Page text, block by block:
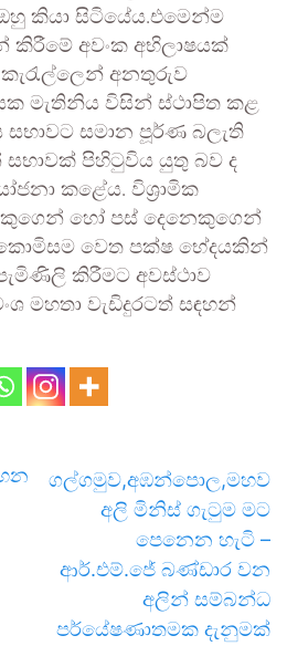
කියා සිටියේය.එමෙන්ම
අවංක අභිලාෂයක්
අනතුරුව
මැතිනිය විසින් ස්ථාපිත කළ
සමාන පූර්ණ බලැති
පිහිටුවිය යුතු බව ද
කළේය. විශ්‍රාමික
හෝ පස් දෙනෙකුගෙන්
වෙත පක්ෂ භේදයකින්
කිරීමට අවස්ථාව
මහතා වැඩිදුරටත් සඳහන්
ගල්ගමුව,අඹන්පොල,මහව
අලි මිනිස් ගැටුම මට
පෙනෙන හැටි –
ආර්.එම්.ජේ බණ්ඩාර වන
අලින් සම්බන්ධ
පර්යේෂණාතමක දැනුමක්